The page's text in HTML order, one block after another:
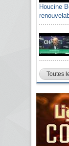
Houcine
Toutes